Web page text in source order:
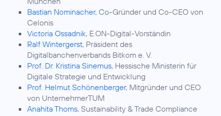
Bastian Nominacher, Co-Gründer und Co-CEO von
Celonis
Victoria Ossadnik, E.ON-Digital-Vorständin
Ralf Wintergerst, Präsident des
Digitalbanchenverbands Bitkom e. V.
Prof. Dr. Kristina Sinemus, Hessische Ministerin für
Digitale Strategie und Entwicklung
Prof. Helmut Schönenberger, Mitgründer und CEO
von UnternehmerTUM
Anahita Thoms, Sustainability & Trade Compliance